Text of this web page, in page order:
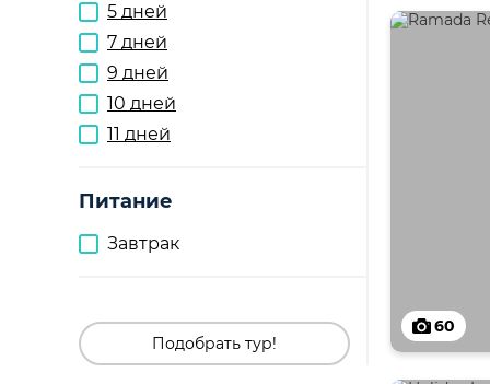
5 дней
7 дней
9 дней
10 дней
11 дней
Питание
Завтрак
Подобрать тур!
60